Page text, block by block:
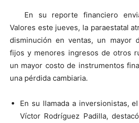
En su reporte financiero
Valores este jueves, la paraestatal
disminución en ventas, un mayor
fijos y menores ingresos de otros
un mayor costo de instrumentos
una pérdida cambiaria.
En su llamada a inversionistas,
Víctor Rodríguez Padilla,